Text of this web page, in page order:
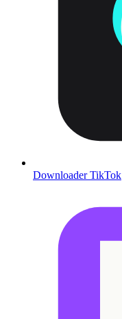
Downloader TikTok